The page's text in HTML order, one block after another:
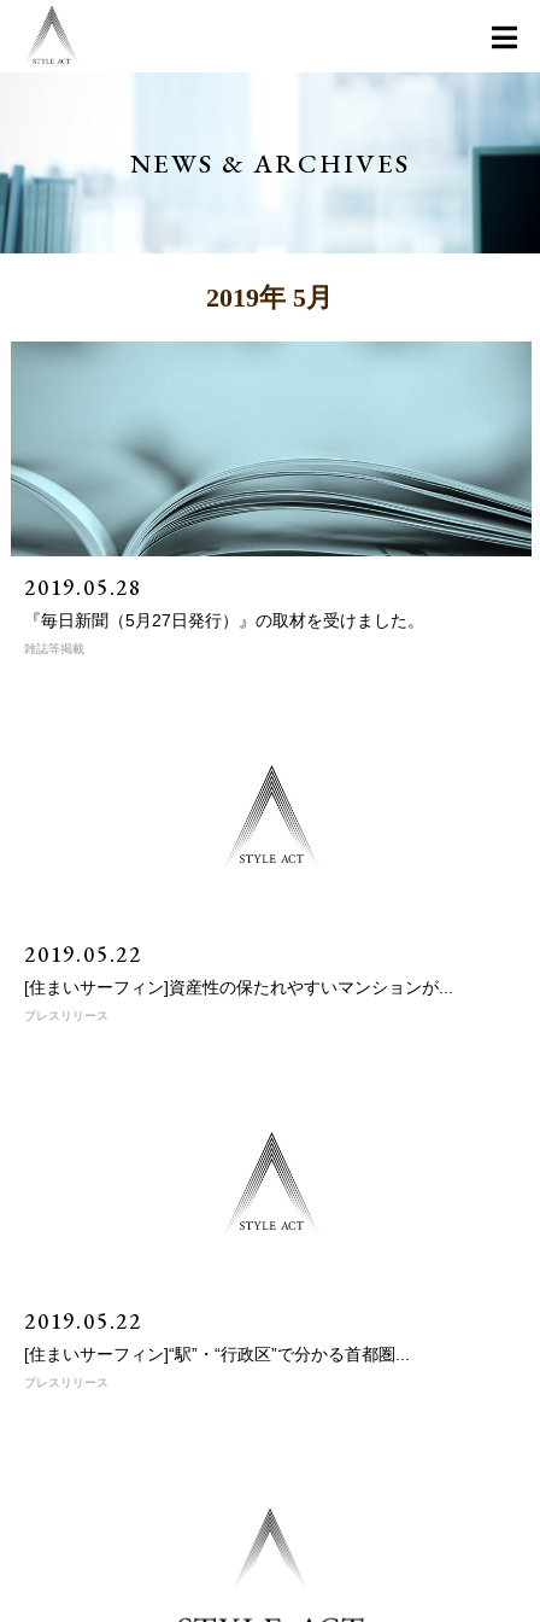
NEWS & ARCHIVES
2019年 5月
2019.05.28
『毎日新聞（5月27日発行）』の取材を受けました。
雑誌等掲載
2019.05.22
[住まいサーフィン]資産性の保たれやすいマンションが...
プレスリリース
2019.05.22
[住まいサーフィン]“駅”・“行政区”で分かる首都圏...
プレスリリース